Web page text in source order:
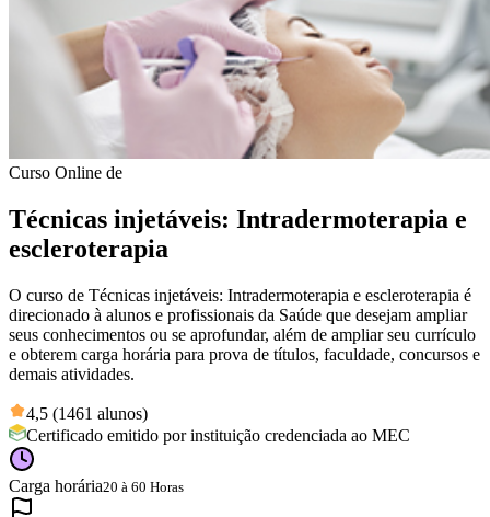
Curso Online de
Técnicas injetáveis: Intradermoterapia e
escleroterapia
O curso de Técnicas injetáveis: Intradermoterapia e escleroterapia é
direcionado à alunos e profissionais da Saúde que desejam ampliar
seus conhecimentos ou se aprofundar, além de ampliar seu currículo
e obterem carga horária para prova de títulos, faculdade, concursos e
demais atividades.
4,5 (1461 alunos)
Certificado emitido por instituição credenciada ao MEC
Carga horária20 à 60 Horas